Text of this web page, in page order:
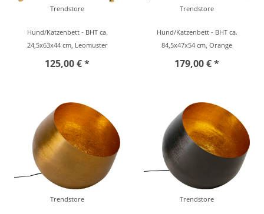
Trendstore
Hund/Katzenbett - BHT ca.
24,5x63x44 cm, Leomuster
125,00 € *
Trendstore
Hund/Katzenbett - BHT ca.
84,5x47x54 cm, Orange
179,00 € *
Trendstore Trendstore